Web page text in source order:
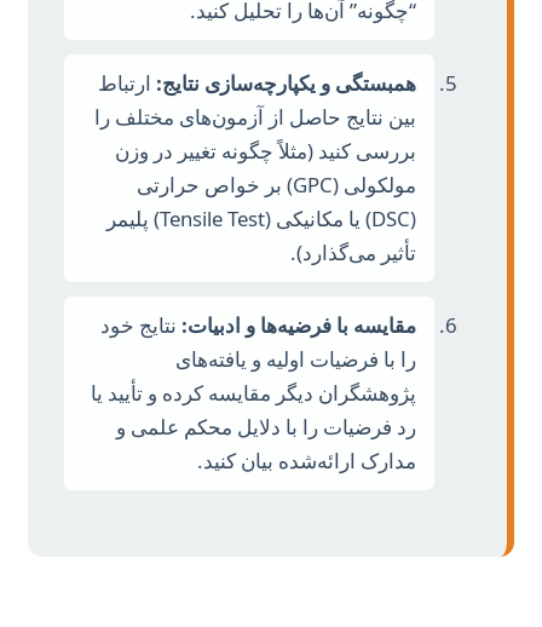
“چگونه” آن‌ها را تحلیل کنید.
همبستگی و یکپارچه‌سازی نتایج: ارتباط
بین نتایج حاصل از آزمون‌های مختلف را
بررسی کنید (مثلاً چگونه تغییر در وزن
مولکولی (GPC) بر خواص حرارتی
(DSC) یا مکانیکی (Tensile Test) پلیمر
تأثیر می‌گذارد).
مقایسه با فرضیه‌ها و ادبیات: نتایج خود
را با فرضیات اولیه و یافته‌های
پژوهشگران دیگر مقایسه کرده و تأیید یا
رد فرضیات را با دلایل محکم علمی و
مدارک ارائه‌شده بیان کنید.